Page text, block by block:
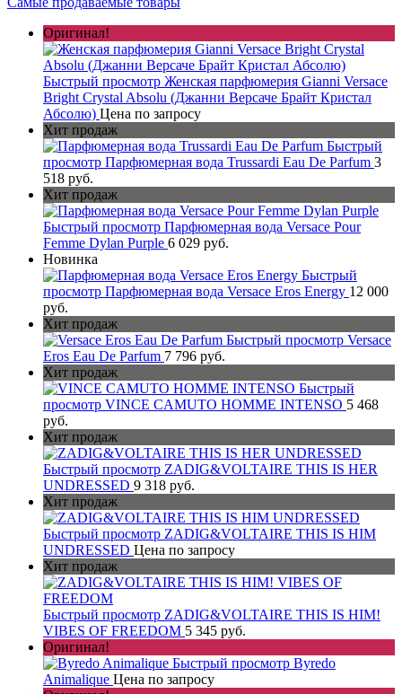
Оригинал!
Быстрый просмотр Женская парфюмерия Gianni Versace
Bright Crystal Absolu (Джанни Версаче Брайт Кристал
Абсолю) Цена по запросу
Хит продаж
Быстрый
просмотр Парфюмерная вода Trussardi Eau De Parfum 3
518 руб.
Хит продаж
Быстрый просмотр Парфюмерная вода Versace Pour
Femme Dylan Purple 6 029 руб.
Новинка
Быстрый
просмотр Парфюмерная вода Versace Eros Energy 12 000
руб.
Хит продаж
Быстрый просмотр Versace
Eros Eau De Parfum 7 796 руб.
Хит продаж
Быстрый
просмотр VINCE CAMUTO HOMME INTENSO 5 468
руб.
Хит продаж
Быстрый просмотр ZADIG&VOLTAIRE THIS IS HER
UNDRESSED 9 318 руб.
Хит продаж
Быстрый просмотр ZADIG&VOLTAIRE THIS IS HIM
UNDRESSED Цена по запросу
Хит продаж
Быстрый просмотр ZADIG&VOLTAIRE THIS IS HIM!
VIBES OF FREEDOM 5 345 руб.
Оригинал!
Быстрый просмотр Byredo
Animalique Цена по запросу